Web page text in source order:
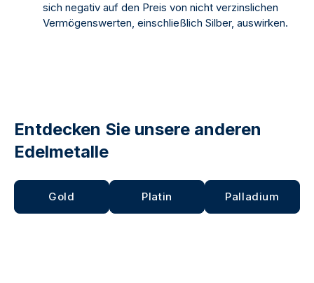
sich negativ auf den Preis von nicht verzinslichen
Vermögenswerten, einschließlich Silber, auswirken.
Entdecken Sie unsere anderen
Edelmetalle
Gold Platin Palladium